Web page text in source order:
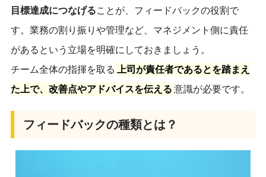
目標達成につなげることが、フィードバックの役割で
す。業務の割り振りや管理など、マネジメント側に責任
があるという立場を明確にしておきましょう。
チーム全体の指揮を取る
上司が責任者であるとを踏まえ
た上で、改善点やアドバイスを伝える 意識が必要です。
フィードバックの種類とは？